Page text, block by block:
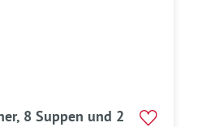
8 Suppen und 2